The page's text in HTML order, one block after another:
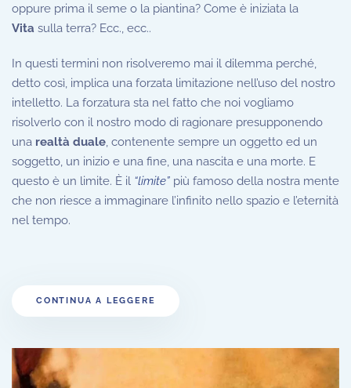
oppure prima il seme o la piantina? Come è iniziata la
Vita sulla terra? Ecc., ecc..
In questi termini non risolveremo mai il dilemma perché,
detto così, implica una forzata limitazione nell’uso del nostro
intelletto. La forzatura sta nel fatto che noi vogliamo
risolverlo con il nostro modo di ragionare presupponendo
una realtà duale, contenente sempre un oggetto ed un
soggetto, un inizio e una fine, una nascita e una morte. E
questo è un limite. È il “limite” più famoso della nostra mente
che non riesce a immaginare l’infinito nello spazio e l’eternità
nel tempo.
CONTINUA A LEGGERE